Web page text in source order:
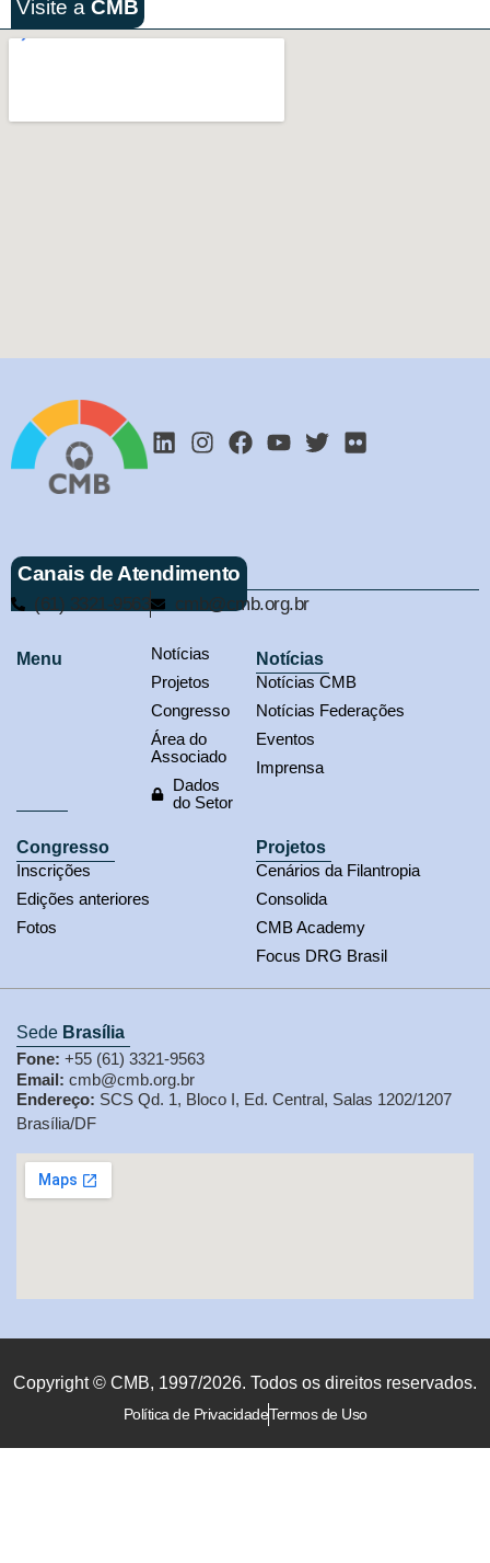
Visite a CMB
Canais de Atendimento
(61) 3321-9563 cmb@cmb.org.br
Menu
Notícias
Projetos
Congresso
Área do
Associado
Dados
do Setor
Notícias
Notícias CMB
Notícias Federações
Eventos
Imprensa
Congresso
Inscrições
Edições anteriores
Fotos
Projetos
Cenários da Filantropia
Consolida
CMB Academy
Focus DRG Brasil
Sede Brasília
Fone: +55 (61) 3321-9563
Email: cmb@cmb.org.br
Endereço: SCS Qd. 1, Bloco I, Ed. Central, Salas 1202/1207
Brasília/DF
Copyright © CMB, 1997/2026. Todos os direitos reservados.
Política de PrivacidadeTermos de Uso